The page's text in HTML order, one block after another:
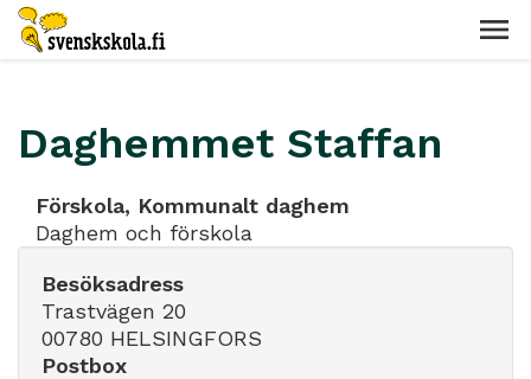
Daghemmet Staffan
Förskola, Kommunalt daghem
Daghem och förskola
Besöksadress
Trastvägen 20
00780 HELSINGFORS
Postbox